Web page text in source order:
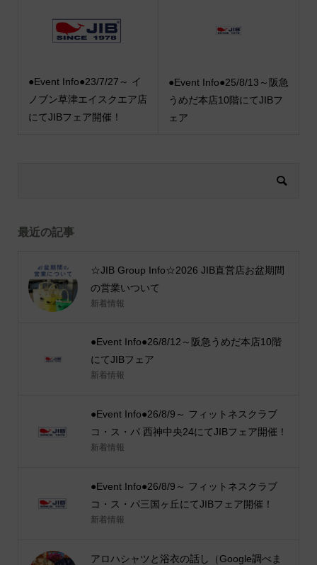
●Event Info●23/7/27～ イ
ノブン草津エイスクエア店
にてJIBフェア開催！
●Event Info●25/8/13～阪急
うめだ本店10階にてJIBフ
ェア
最近の記事
☆JIB Group Info☆2026 JIB直営店お盆期間
の営業いついて
新着情報
●Event Info●26/8/12～阪急うめだ本店10階
にてJIBフェア
新着情報
●Event Info●26/8/9～ フィットネスクラブ
コ・ス・パ 西神中央24にてJIBフェア開催！
新着情報
●Event Info●26/8/9～ フィットネスクラブ
コ・ス・パ三国ヶ丘にてJIBフェア開催！
新着情報
アロハシャツと浴衣の話し（Google調べま